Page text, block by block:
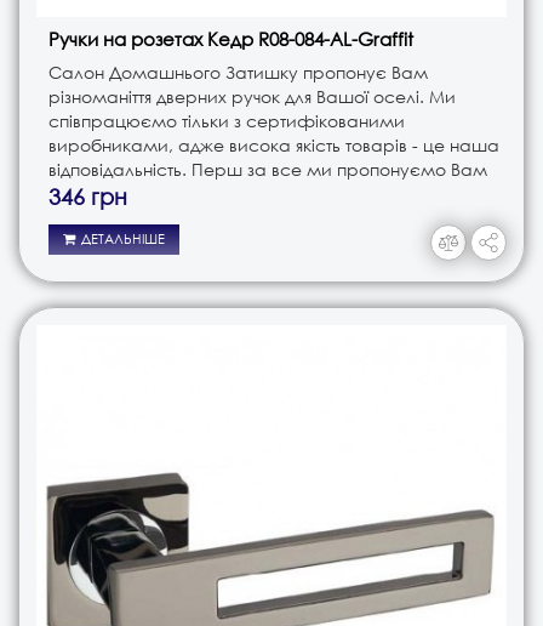
Ручки на розетах Кедр R08-084-AL-Graffit
Салон Домашнього Затишку пропонує Вам
різноманіття дверних ручок для Вашої оселі. Ми
співпрацюємо тільки з сертифікованими
виробниками, адже висока якість товарів - це наша
відповідальність. Перш за все ми пропонуємо Вам
ручки різного типу. Це і ручки на планці, і ручки на
розеті, і ручки кноби. В з..
346 грн
ДЕТАЛЬНІШЕ